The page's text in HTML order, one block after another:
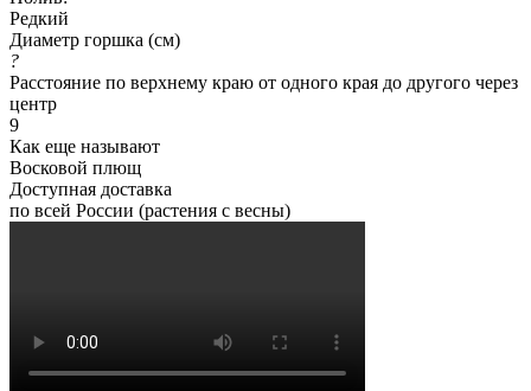
Редкий
Диаметр горшка (см)
?
Расстояние по верхнему краю от одного края до другого через
центр
9
Как еще называют
Восковой плющ
Доступная доставка
по всей России (растения с весны)